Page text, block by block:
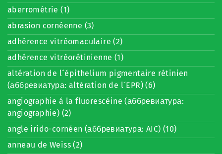
aberrométrie (1)
abrasion cornéenne (3)
adhérence vitréomaculaire (2)
adhérence vitréorétinienne (1)
altération de l´épithelium pigmentaire rétinien
(аббревиатура: altération de l´EPR) (6)
angiographie á la fluorescéine (аббревиатура:
angiographie) (2)
angle irido-cornéen (аббревиатура: AIC) (10)
anneau de Weiss (2)